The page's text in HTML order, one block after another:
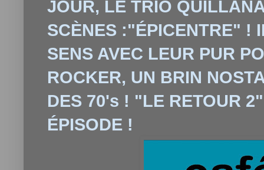
JOUR, LE TRIO
SCÈNES :"ÉPICENTRE" !
SENS AVEC LEUR PUR
ROCKER, UN BRIN
DES 70's ! "LE RETOUR
ÉPISODE !